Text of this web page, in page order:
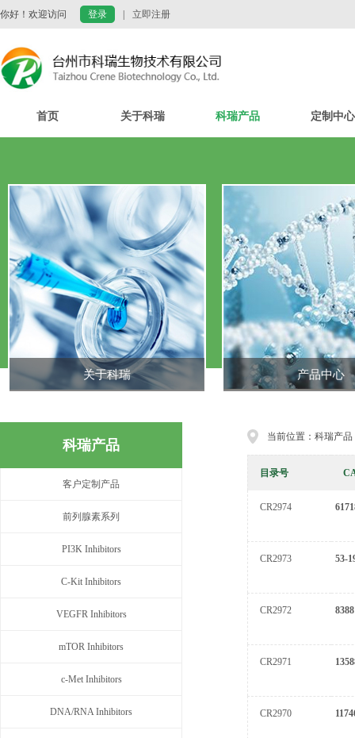
你好！欢迎访问 登录 立即注册
首页 关于科瑞 科瑞产品 定制中心
关于科瑞 产品中心
科瑞产品
客户定制产品
前列腺素系列
PI3K Inhibitors
C-Kit Inhibitors
VEGFR Inhibitors
mTOR Inhibitors
c-Met Inhibitors
DNA/RNA Inhibitors
当前位置：科瑞产品
目录号
CR2974
CR2973 53-
CR2972
CR2971
CR2970